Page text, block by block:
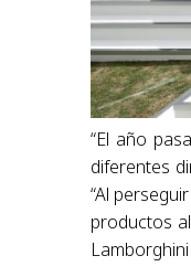
“El año
diferentes
“Al
productos